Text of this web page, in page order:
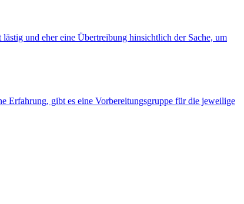
und eher eine Übertreibung hinsichtlich der Sache, um
Erfahrung, gibt es eine Vorbereitungsgruppe für die jeweilige